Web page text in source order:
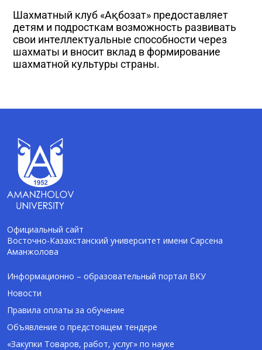
Шахматный клуб «Ақбозат» предоставляет
детям и подросткам возможность развивать
свои интеллектуальные способности через
шахматы и вносит вклад в формирование
шахматной культуры страны.
Официальный сайт
Восточно-Казахстанский университет имени Сарсена
Аманжолова
Информационно – образовательный портал ВКУ
Новости
Правила оплаты за обучение
Объявление о предстоящем тендере
«Закупки Товаров, работ, услуг» по науке
Помощник Amanzholov University
Здравствуйте! Я AI-Talapker — помощник
ВКУ им. Сарсена Аманжолова (ВКУ). Отвечу
на вопросы о поступлении в бакалавриат,